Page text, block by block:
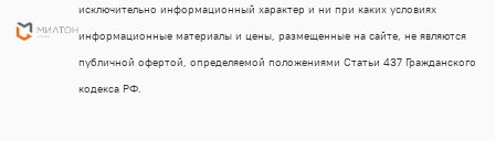
исключительно информационный характер и ни при каких условиях
информационные материалы и цены, размещенные на сайте, не являются
публичной офертой, определяемой положениями Статьи 437 Гражданского
кодекса РФ.